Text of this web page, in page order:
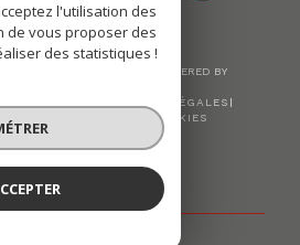
RÉSERVÉS | TRADUCTION POWERED BY
MENTIONS LÉGALES
COOKIES
l'utilisation des
de vous proposer des
des statistiques !